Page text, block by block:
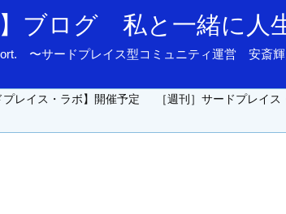
】ブログ 私と一緒に人
〜サードプレイス型コミュニティ運営 安斎
プレイス・ラボ】開催予定 ［週刊］サードプレイ